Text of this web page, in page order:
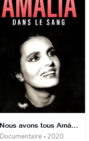
Nous avons tous Amália dans le sang : Amália Rodriguez et le monde du fado
• 2020